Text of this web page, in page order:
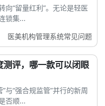
向“留量红利”。无论是轻医
锁集...
医美机构管理系统常见问题
评，哪一款可以闭眼
与“强合规监管”并行的新周
否顺...